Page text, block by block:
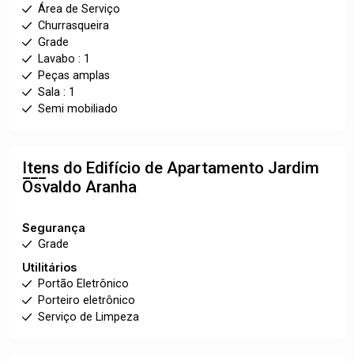
Área de Serviço
Churrasqueira
Grade
Lavabo : 1
Peças amplas
Sala : 1
Semi mobiliado
Itens do Edifício de Apartamento Jardim
Osvaldo Aranha
Segurança
Grade
Utilitários
Portão Eletrônico
Porteiro eletrônico
Serviço de Limpeza